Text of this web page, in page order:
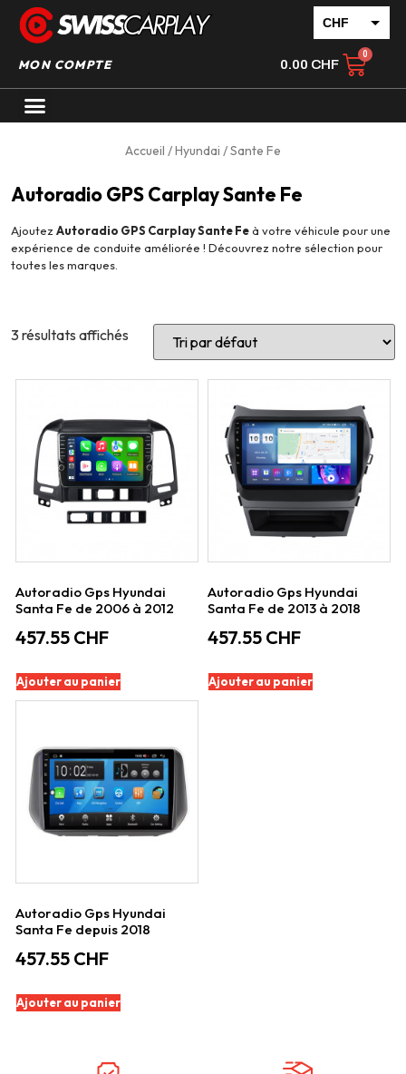
CHF
EUR
MON COMPTE 0.00 CHF
Accueil /Hyundai / Sante Fe
Autoradio GPS Carplay Sante Fe
Ajoutez Autoradio GPS Carplay Sante Feà votre véhicule pour une
expérience de conduite améliorée ! Découvrez notre sélection pour
toutes les marques.
3 résultats affichés
Autoradio Gps Hyundai
Santa Fe de 2006 à 2012
457.55 CHF
Ajouter au panier
Autoradio Gps Hyundai
Santa Fe de 2013 à 2018
457.55 CHF
Ajouter au panier
Autoradio Gps Hyundai
Santa Fe depuis 2018
457.55 CHF
Ajouter au panier